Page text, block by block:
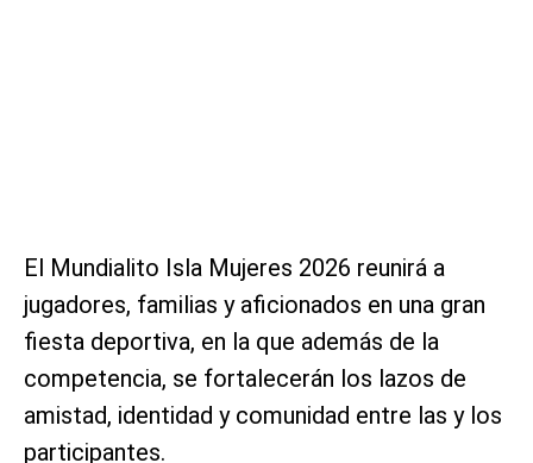
El Mundialito Isla Mujeres 2026 reunirá a
jugadores, familias y aficionados en una gran
fiesta deportiva, en la que además de la
competencia, se fortalecerán los lazos de
amistad, identidad y comunidad entre las y los
participantes.